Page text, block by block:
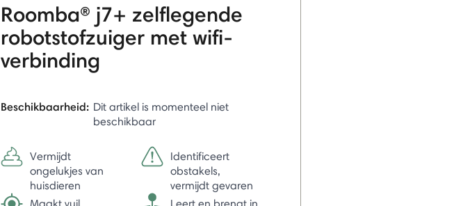
Roomba® j7+ zelflegende
robotstofzuiger met wifi-
verbinding
Beschikbaarheid: Dit artikel is momenteel niet
beschikbaar
Vermijdt
ongelukjes van
huisdieren
Identificeert
obstakels,
vermijdt gevaren
Maakt vuil
Leert en brengt in